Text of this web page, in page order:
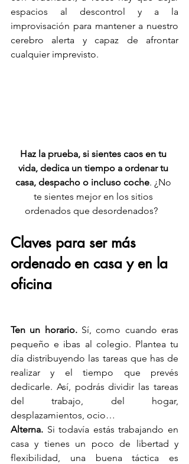
espacios al descontrol y a la
improvisación para mantener a nuestro
cerebro alerta y capaz de afrontar
cualquier imprevisto.
Haz la prueba, si sientes caos en tu
vida, dedica un tiempo a ordenar tu
casa, despacho o incluso coche. ¿No
te sientes mejor en los sitios
ordenados que desordenados?
Claves para ser más
ordenado en casa y en la
oficina
Ten un horario. Sí, como cuando eras
pequeño e ibas al colegio. Plantea tu
día distribuyendo las tareas que has de
realizar y el tiempo que prevés
dedicarle. Así, podrás dividir las tareas
del trabajo, del hogar,
desplazamientos, ocio…
Alterna. Si todavía estás trabajando en
casa y tienes un poco de libertad y
flexibilidad, una buena táctica es